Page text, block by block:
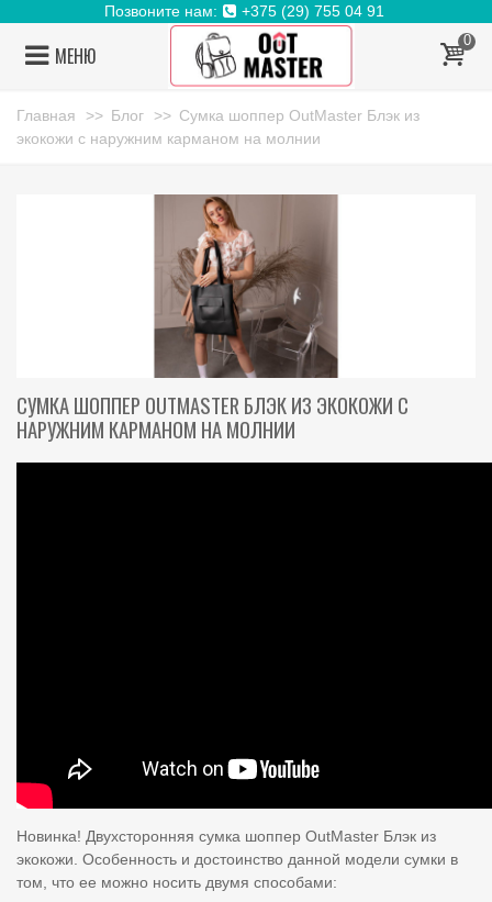
Позвоните нам: +375 (29) 755 04 91
МЕНЮ
0
Главная >> Блог >> Сумка шоппер OutMaster Блэк из
экокожи с наружним карманом на молнии
СУМКА ШОППЕР OUTMASTER БЛЭК ИЗ ЭКОКОЖИ С
НАРУЖНИМ КАРМАНОМ НА МОЛНИИ
Новинка! Двухсторонняя сумка шоппер OutMaster Блэк из
экокожи. Особенность и достоинство данной модели сумки в
том, что ее можно носить двумя способами: